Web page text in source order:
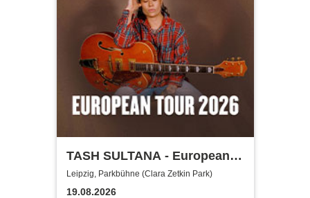
TASH SULTANA - European
Tour 2026
Leipzig, Parkbühne (Clara Zetkin Park)
19.08.2026